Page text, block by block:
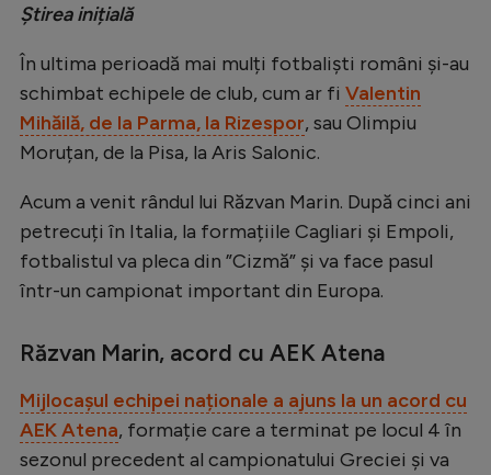
Natație
Formula 1
Gimnastică
Rugby
Ciclism
Alte sporturi
JO 2024
Știrea inițială
În ultima perioadă mai mulți fotbaliști români și-au
schimbat echipele de club, cum ar fi Valentin
Mihăilă, de la Parma, la Rizespor, sau Olimpiu
Moruțan, de la Pisa, la Aris Salonic.
Acum a venit rândul lui Răzvan Marin. După cinci ani
petrecuți în Italia, la formațiile Cagliari și Empoli,
fotbalistul va pleca din ”Cizmă” și va face pasul
într-un campionat important din Europa.
Răzvan Marin, acord cu AEK Atena
Mijlocașul echipei naționale a ajuns la un acord cu
AEK Atena, formație care a terminat pe locul 4 în
sezonul precedent al campionatului Greciei și va